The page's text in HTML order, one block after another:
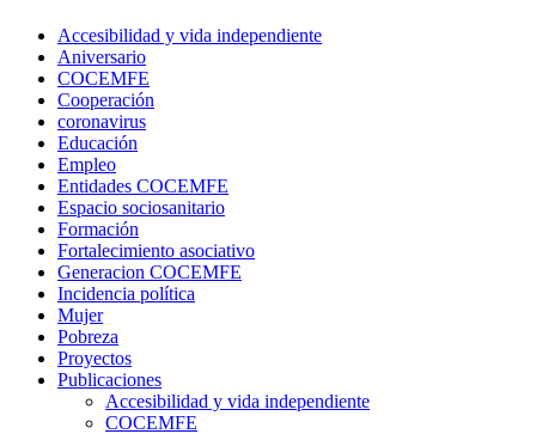
Accesibilidad y vida independiente
Aniversario
COCEMFE
Cooperación
coronavirus
Educación
Empleo
Entidades COCEMFE
Espacio sociosanitario
Formación
Fortalecimiento asociativo
Generacion COCEMFE
Incidencia política
Mujer
Pobreza
Proyectos
Publicaciones
Accesibilidad y vida independiente
COCEMFE